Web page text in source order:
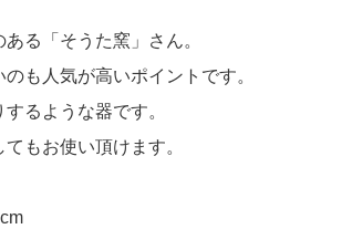
る「そうた窯」さん。
も人気が高いポイントです。
るような器です。
もお使い頂けます。